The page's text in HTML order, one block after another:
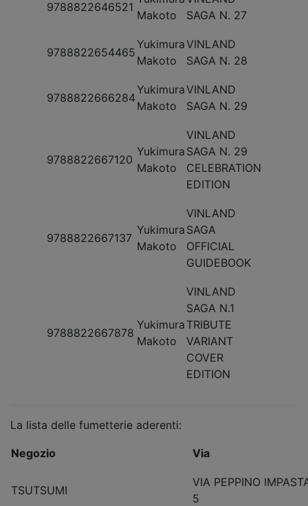
9788822646521
Makoto
SAGA N. 27
9788822654465
Yukimura
Makoto
VINLAND
SAGA N. 28
9788822666284
Yukimura
Makoto
VINLAND
SAGA N. 29
9788822667120
Yukimura
Makoto
VINLAND
SAGA N. 29
CELEBRATION
EDITION
9788822667137
Yukimura
Makoto
VINLAND
SAGA
OFFICIAL
GUIDEBOOK
9788822667878
Yukimura
Makoto
VINLAND
SAGA N.1
TRIBUTE
VARIANT
COVER
EDITION
La lista delle fumetterie aderenti:
Negozio Via
TSUTSUMI
VIA PEPPINO
5